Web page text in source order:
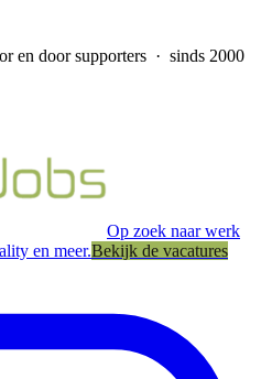
en door supporters · sinds 2000
Op zoek naar werk
en meer.Bekijk de vacatures